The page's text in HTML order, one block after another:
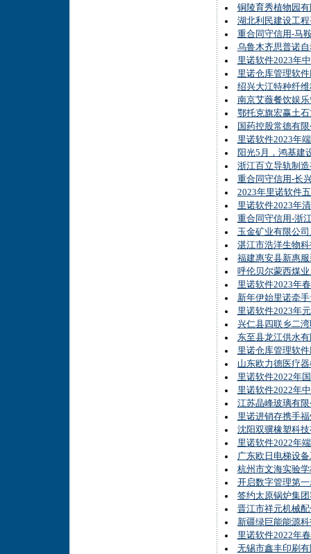
铜陵育秀植物园
湖北利民建设工
重合同守信用-马
乌鲁木齐思普诺
里诺软件2023年
里诺仓库管理软
绍兴大江特种纤
南京艾薇餐饮娱
鄂托克旗宏赢土
国药控股常德有
里诺软件2023年
阳光5月，鸿基建
浙江百立导轨制
重合同守信用-长
2023年里诺软件
里诺软件2023年
重合同守信用-浙
玉金矿业有限公
湛江市浩洋生物
福建惠安县新惠
呼伦贝尔蒙西煤
里诺软件2023年
新年伊始里诺牵
里诺软件2023年
兴仁县四联乡二
东至县龙江供水
里诺仓库管理软
山东欧力德医疗
里诺软件2022年
里诺软件2022年
江苏晶峰玻璃有
里诺进销存携手
沈阳双骥橡塑科
里诺软件2022年
广东欧日电梯设
杭州市文海实验
开启数字管理第
签约太原锅炉集
晋江市祥元机械
新疆绿巨能能源
里诺软件2022年
无锡市鑫丰印刷